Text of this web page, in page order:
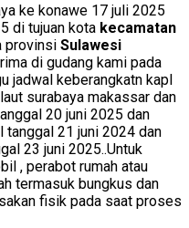
ke konawe 17 juli 2025
di tujuan kota kecamatan
provinsi Sulawesi
di gudang kami pada
jadwal keberangkatn kapl
surabaya makassar dan
20 juni 2025 dan
tanggal 21 juni 2024 dan
23 juni 2025..Untuk
, perabot rumah atau
termasuk bungkus dan
fisik pada saat proses